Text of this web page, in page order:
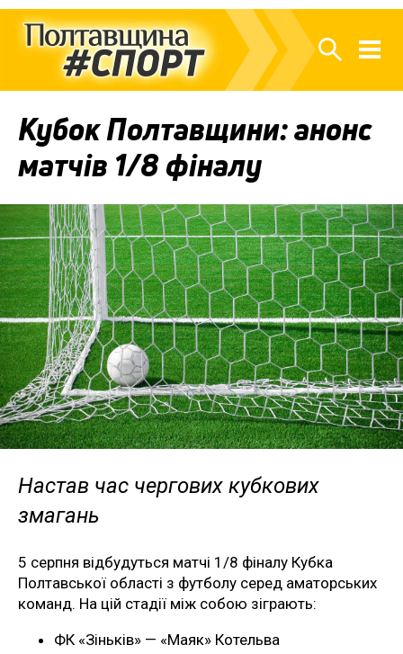
Кубок Полтавщини: анонс
матчів 1/8 фіналу
Настав час чергових кубкових
змагань
5 серпня відбудуться матчі 1/8 фіналу Кубка
Полтавської області з футболу серед аматорських
команд. На цій стадії між собою зіграють:
ФК «Зіньків» — «Маяк» Котельва